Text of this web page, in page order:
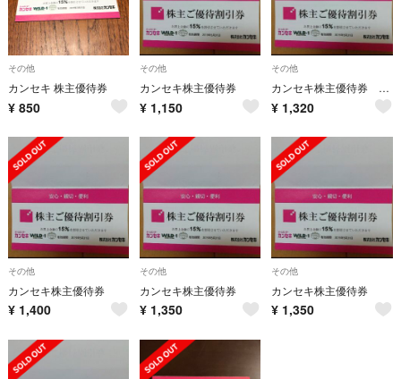
その他
カンセキ 株主優待券
¥ 850
その他
カンセキ株主優待券
¥ 1,150
その他
カンセキ株主優待券 平日限定値下げ
¥ 1,320
その他
カンセキ株主優待券
¥ 1,400
その他
カンセキ株主優待券
¥ 1,350
その他
カンセキ株主優待券
¥ 1,350